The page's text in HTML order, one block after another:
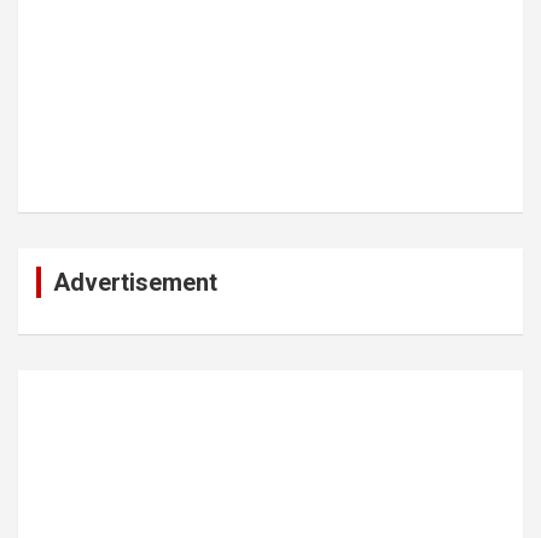
Advertisement